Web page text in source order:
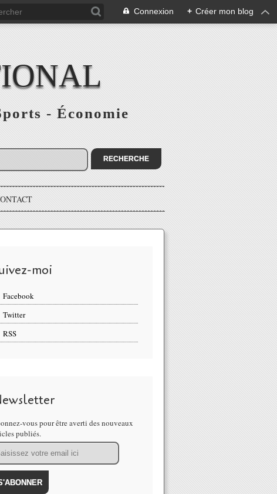
Connexion + Créer mon blog
- Économie
moi
Facebook
Twitter
RSS
vous pour être averti des nouveaux
publiés.